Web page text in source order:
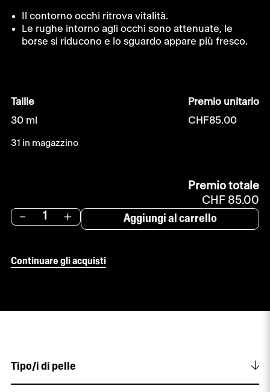
Il contorno occhi ritrova vitalità.
Le rughe intorno agli occhi sono attenuate, le
borse si riducono e lo sguardo appare più fresco.
Taille
30 ml
Premio unitario
CHF85.00
31 in magazzino
Premio totale
CHF 85.00
Continuare gli acquisti
- + Aggiungi al carrello
Tipo/i di pelle